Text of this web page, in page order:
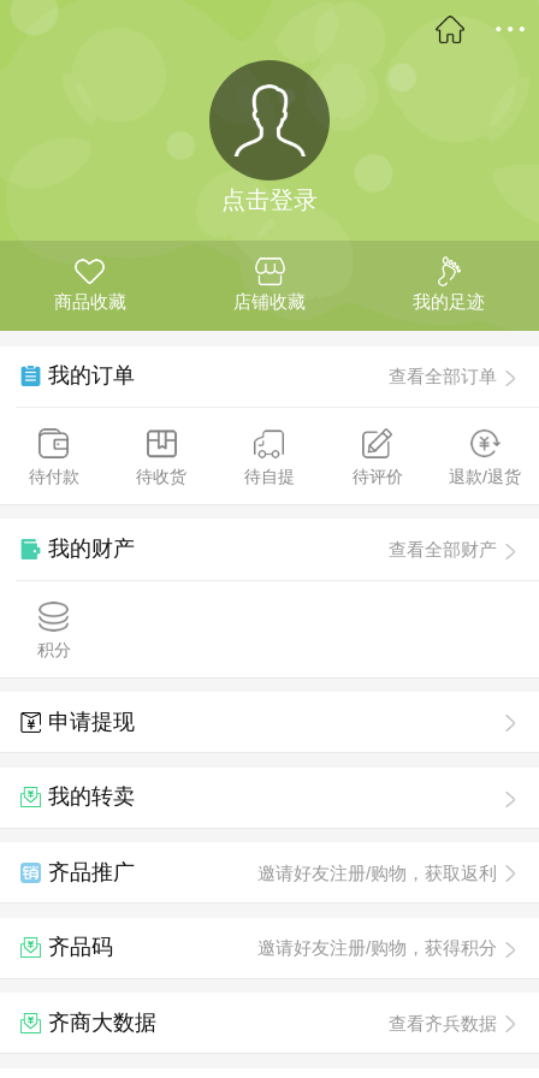
点击登录
商品收藏 店铺收藏 我的足迹
我的订单 查看全部订单
待付款 待收货 待自提 待评价 退款/退货
我的财产 查看全部财产
积分
申请提现
我的转卖
齐品推广 邀请好友注册/购物，获取返利
齐品码 邀请好友注册/购物，获得积分
齐商大数据 查看齐兵数据